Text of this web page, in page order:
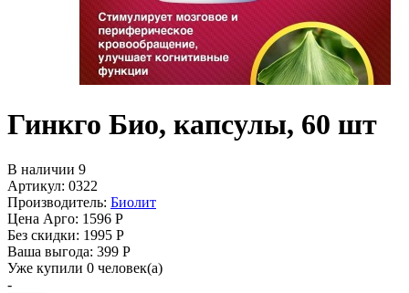
Гинкго Био, капсулы, 60 шт
В наличии 9
Артикул: 0322
Производитель: Биолит
Цена Арго: 1596 Р
Без скидки: 1995 Р
Ваша выгода: 399 Р
Уже купили 0 человек(а)
-